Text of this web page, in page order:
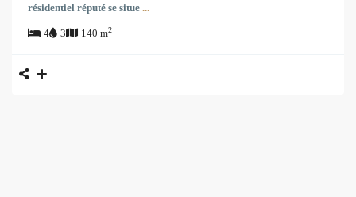
résidentiel réputé se situe ...
4 3 140 m2